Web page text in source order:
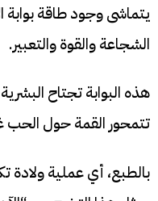
يتماشى وجود طاقة بوابة
الشجاعة والقوة والتعبير.
هذه البوابة تجتاح
تتمحور القمة حول الحب
بالطبع، أي عملية ولادة